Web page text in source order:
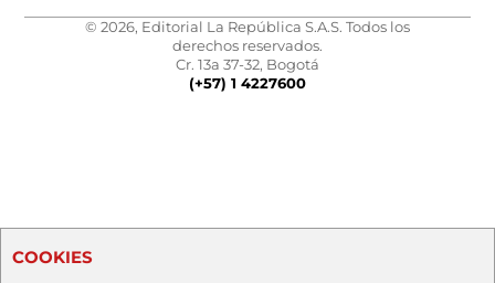
© 2026, Editorial La República S.A.S. Todos los
derechos reservados.
Cr. 13a 37-32, Bogotá
(+57) 1 4227600
COOKIES